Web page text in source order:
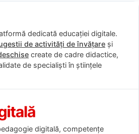
dedicată educației digitale.
de activități de învățare și
create de cadre didactice,
de specialiști în științele
digitală, competențe